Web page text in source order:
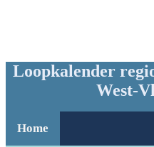
Loopkalender
West-
Home